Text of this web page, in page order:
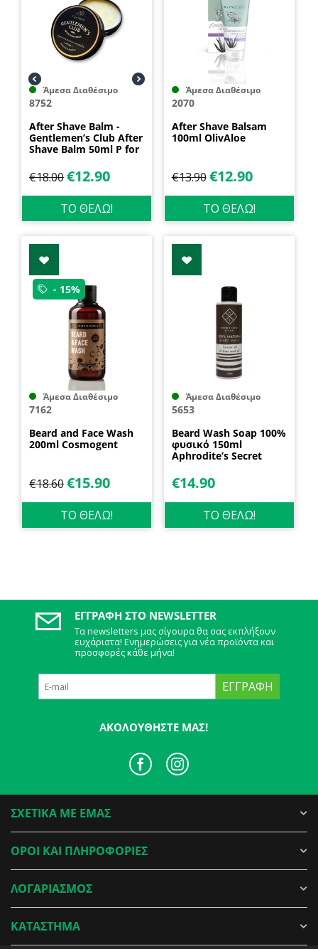
Άμεσα Διαθέσιμο
8752
After Shave Balm -
Gentlemen’s Club After
Shave Balm 50ml P for
€18.00€12.90
ΤΟ ΘΕΛΩ!
Άμεσα Διαθέσιμο
2070
After Shave Balsam
100ml OlivAloe
€13.90 €12.90
ΤΟ ΘΕΛΩ!
- 15%
Άμεσα Διαθέσιμο
7162
Beard and Face Wash
200ml Cosmogent
€18.60€15.90
ΤΟ ΘΕΛΩ!
Άμεσα Διαθέσιμο
5653
Beard Wash Soap 100%
φυσικό 150ml
Aphrodite’s Secret
€14.90
ΤΟ ΘΕΛΩ!
ΕΓΓΡΑΦΉ ΣΤΟ NEWSLETTER
Τα newsletters μας σίγουρα θα σας εκπλήξουν
ευχάριστα! Ενημερώσεις για νέα προϊόντα και
προσφορές κάθε μήνα!
ΕΓΓΡΑΦΉ
ΑΚΟΛΟΥΘΉΣΤΕ ΜΑΣ!
ΣΧΕΤΙΚΑ ΜΕ ΕΜΑΣ
ΟΡΟΙ ΚΑΙ ΠΛΗΡΟΦΟΡΙΕΣ
ΛΟΓΑΡΙΑΣΜΟΣ
ΚΑΤΑΣΤΗΜΑ